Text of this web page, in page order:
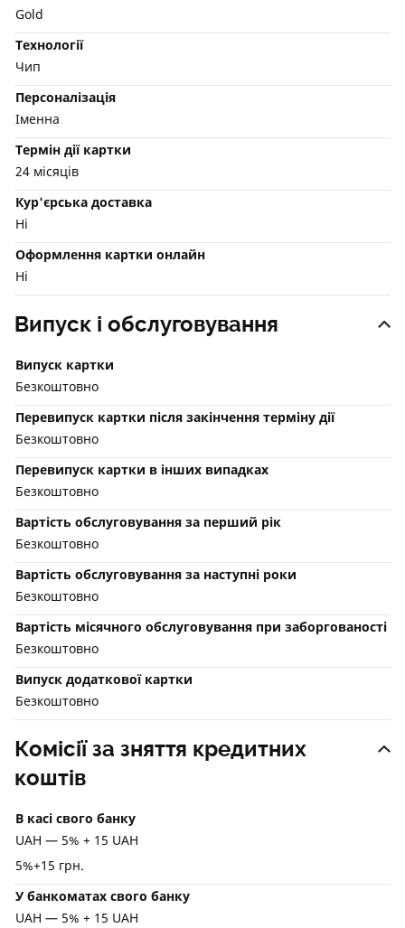
Gold
Технології
Чип
Персоналізація
Іменна
Термін дії картки
24 місяців
Кур'єрська доставка
Ні
Оформлення картки онлайн
Ні
Випуск і обслуговування
Випуск картки
Безкоштовно
Перевипуск картки після закінчення терміну дії
Безкоштовно
Перевипуск картки в інших випадках
Безкоштовно
Вартість обслуговування за перший рік
Безкоштовно
Вартість обслуговування за наступні роки
Безкоштовно
Вартість місячного обслуговування при заборгованості
Безкоштовно
Випуск додаткової картки
Безкоштовно
Комісії за зняття кредитних
коштів
В касі свого банку
UAH — 5% + 15 UAH
5%+15 грн.
У банкоматах свого банку
UAH — 5% + 15 UAH